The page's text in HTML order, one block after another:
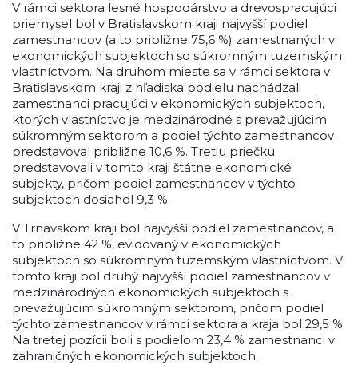
V rámci sektora lesné hospodárstvo a drevospracujúci
priemysel bol v Bratislavskom kraji najvyšší podiel
zamestnancov (a to približne 75,6 %) zamestnaných v
ekonomických subjektoch so súkromným tuzemským
vlastníctvom. Na druhom mieste sa v rámci sektora v
Bratislavskom kraji z hľadiska podielu nachádzali
zamestnanci pracujúci v ekonomických subjektoch,
ktorých vlastníctvo je medzinárodné s prevažujúcim
súkromným sektorom a podiel týchto zamestnancov
predstavoval približne 10,6 %. Tretiu priečku
predstavovali v tomto kraji štátne ekonomické
subjekty, pričom podiel zamestnancov v týchto
subjektoch dosiahol 9,3 %.
V Trnavskom kraji bol najvyšší podiel zamestnancov, a
to približne 42 %, evidovaný v ekonomických
subjektoch so súkromným tuzemským vlastníctvom. V
tomto kraji bol druhý najvyšší podiel zamestnancov v
medzinárodných ekonomických subjektoch s
prevažujúcim súkromným sektorom, pričom podiel
týchto zamestnancov v rámci sektora a kraja bol 29,5 %.
Na tretej pozícii boli s podielom 23,4 % zamestnanci v
zahraničných ekonomických subjektoch.